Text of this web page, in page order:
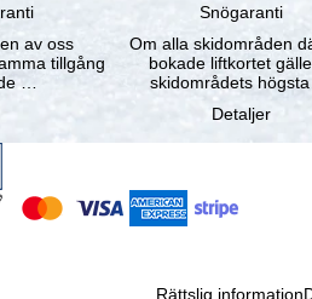
av oss
tillgång
…
Snögaranti
Om alla skidområden
bokade liftkortet
skidområdets
Detaljer
Rättslig information